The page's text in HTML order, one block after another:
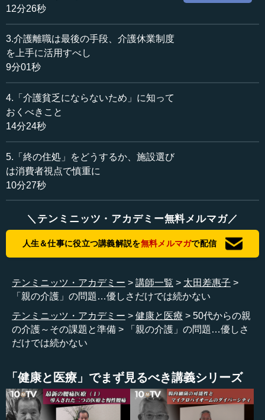
こんにちは。今日は「50代からの親の介護」ということ
ナリストという肩書きで執筆・講演などをさせていただい
ています太田差惠子と申します。どうぞよろしくお願いい
たします。
50代からの親の介護がそろそろご心配な方、もうすでに
親の具合がちょっと悪くて心配しているという方、いろい
ろな方がいらっしゃると思います。どういう形で介護が始
ただきたいと思います。
お一人目はAさんです。「もしかして、介護？」というタ
イトル、「両親、元気だと思っていたが…」ということ
で暮らしています（父80代・母70代）。
父親が「最近、疲れる」と元気がなかった。母親は「歳
のせいよ」と言っていたけれども……。心配していたとこ
うです。でも、この先、両親二人だけで大丈夫なのか。
自分は東京で、両親は岡山。どうしたものかということ
で、こういう状況の方も多いのではないかと思います。今
は、入院しても割と退院が早いのです。この方の場合、
ハビリ病院などの提案もあったのかもしれませんが、あっ
という間に退院がやってきました。そうなると、「父親の
面倒をどうやって見るんだ」ということになりがちです。
12分26秒
3.介護離職は最後の手段、介護休業制度
を上手に活用すべし
9分01秒
4.「介護貧乏にならないため」に知って
おくべきこと
14分24秒
5.「終の住処」をどうするか、施設選び
は消費者視点で慎重に
10分27秒
＼テンミニッツ・アカデミー無料メルマガ／
人生＆仕事に役立つ講義解説を無料メルマガで配信
テンミニッツ・アカデミー 講師一覧
太田差惠子
「親の介護」の問題…優しさだけでは続かない
テンミニッツ・アカデミー
健康と医療
50代からの親
の介護～その課題と準備
「親の介護」の問題…優しさ
だけでは続かない
「健康と医療」でまず見るべき講義シリーズ